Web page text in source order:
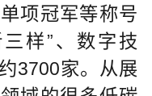
项冠军等称号
样”、数字技
3700家。从展